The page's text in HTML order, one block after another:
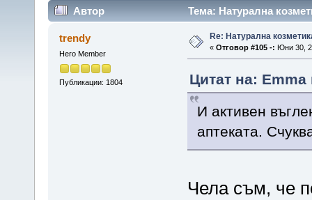
Автор Тема: Натурална
trendy
Hero Member
Публикации: 1804
Re: Натурална
« Отговор #105 -: Юни 30,
Цитат на:
И активен
аптеката.
Чела съм, че